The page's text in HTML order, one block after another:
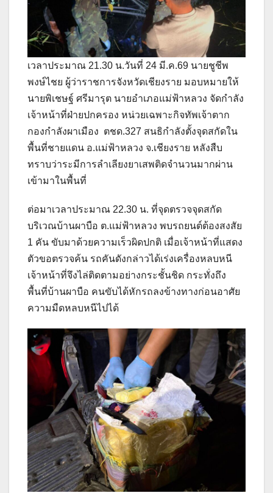
เวลาประมาณ 21.30 น.วันที่ 24 มี.ค.69 นายชูชีพ
พงษ์ไชย ผู้ว่าราชการจังหวัดเชียงราย มอบหมายให้
นายพิเชษฐ์ ศรีมารุต นายอำเภอแม่ฟ้าหลวง จัดกำลัง
เจ้าหน้าที่ฝ่ายปกครอง หน่วยเฉพาะกิจทัพเจ้าตาก
กองกำลังผาเมือง ตชด.327 สนธิกำลังตั้งจุดสกัดใน
พื้นที่ชายแดน อ.แม่ฟ้าหลวง จ.เชียงราย หลังสืบ
ทราบว่าระมีการลำเลียงยาเสพติดจำนวนมากผ่าน
เข้ามาในพื้นที่
ต่อมาเวลาประมาณ 22.30 น. ที่จุดตรวจจุดสกัด
บริเวณบ้านผาบือ ต.แม่ฟ้าหลวง พบรถยนต์ต้องสงสัย
1 คัน ขับมาด้วยความเร็วผิดปกติ เมื่อเจ้าหน้าที่แสดง
ตัวขอตรวจค้น รถคันดังกล่าวได้เร่งเครื่องหลบหนี
เจ้าหน้าที่จึงไล่ติดตามอย่างกระชั้นชิด กระทั่งถึง
พื้นที่บ้านผาบือ คนขับได้หักรถลงข้างทางก่อนอาศัย
ความมืดหลบหนีไปได้